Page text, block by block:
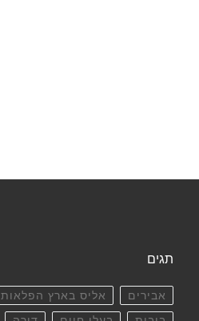
תגים
אבירים אליס בארץ הפלאות